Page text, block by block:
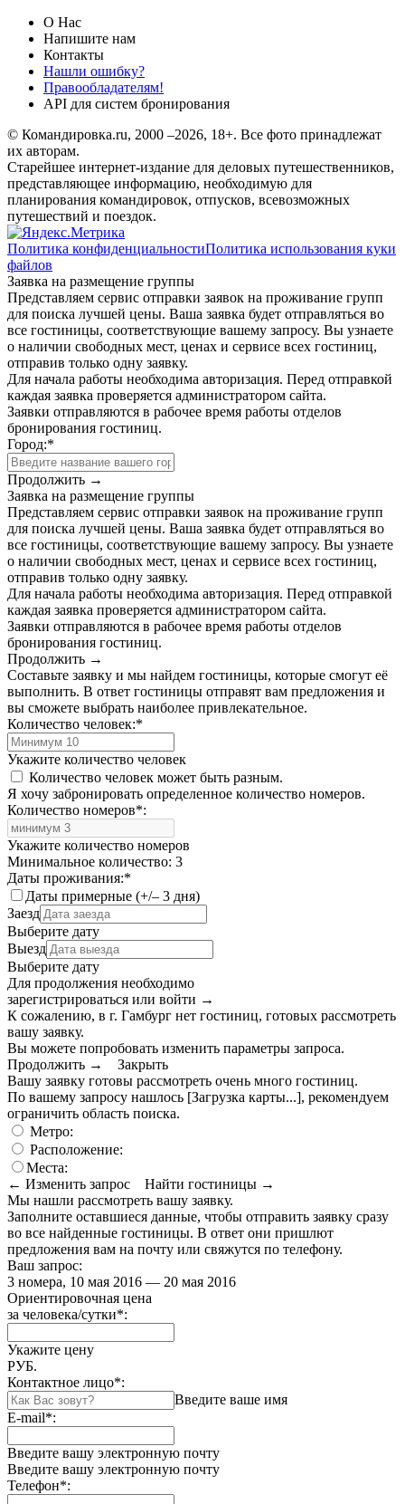
О Нас
Напишите нам
Контакты
Нашли ошибку?
Правообладателям!
API для систем бронирования
© Командировка.ru, 2000 –2026, 18+. Все фото принадлежат
их авторам.
Старейшее интернет-издание для деловых путешественников,
представляющее информацию, необходимую для
планирования командировок, отпусков, всевозможных
путешествий и поездок.
Политика конфиденциальностиПолитика использования куки
файлов
Заявка на размещение группы
Представляем сервис отправки заявок на проживание групп
для поиска лучшей цены. Ваша заявка будет отправляться во
все гостиницы, соответствующие вашему запросу. Вы узнаете
о наличии свободных мест, ценах и сервисе всех гостиниц,
отправив только одну заявку.
Для начала работы необходима авторизация. Перед отправкой
каждая заявка проверяется администратором сайта.
Заявки отправляются в рабочее время работы отделов
бронирования гостиниц.
Город:*
Продолжить →
Заявка на размещение группы
Представляем сервис отправки заявок на проживание групп
для поиска лучшей цены. Ваша заявка будет отправляться во
все гостиницы, соответствующие вашему запросу. Вы узнаете
о наличии свободных мест, ценах и сервисе всех гостиниц,
отправив только одну заявку.
Для начала работы необходима авторизация. Перед отправкой
каждая заявка проверяется администратором сайта.
Заявки отправляются в рабочее время работы отделов
бронирования гостиниц.
Продолжить →
Составьте заявку и мы найдем гостиницы, которые смогут её
выполнить. В ответ гостиницы отправят вам предложения и
вы сможете выбрать наиболее привлекательное.
Количество человек:*
Укажите количество человек
Количество человек может быть разным.
Я хочу забронировать определенное количество номеров.
Количество номеров*:
Укажите количество номеров
Минимальное количество: 3
Даты проживания:*
Даты примерные (+/– 3 дня)
Заезд
Выберите дату
Выезд
Выберите дату
Для продолжения необходимо
зарегистрироваться или войти →
К сожалению, в г. Гамбург нет гостиниц, готовых рассмотреть
вашу заявку.
Вы можете попробовать изменить параметры запроса.
Продолжить →
Закрыть
Вашу заявку готовы рассмотреть очень много гостиниц.
По вашему запросу нашлось [Загрузка карты...], рекомендуем
ограничить область поиска.
Метро:
Расположение:
Места:
← Изменить запрос
Найти гостиницы →
Мы нашли рассмотреть вашу заявку.
Заполните оставшиеся данные, чтобы отправить заявку сразу
во все найденные гостиницы. В ответ они пришлют
предложения вам на почту или свяжутся по телефону.
Ваш запрос:
3 номера, 10 мая 2016 — 20 мая 2016
Ориентировочная цена
за человека/сутки*:
Укажите цену
РУБ.
Контактное лицо*:
Введите ваше имя
E-mail*:
Введите вашу электронную почту
Введите вашу электронную почту
Телефон*: